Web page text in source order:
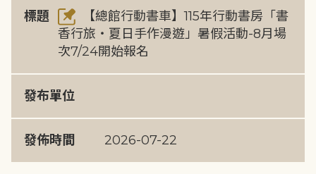
標題
【總館行動書車】115年行動書房「書
香行旅・夏日手作漫遊」暑假活動-8月場
次7/24開始報名
發布單位
發佈時間 2026-07-22